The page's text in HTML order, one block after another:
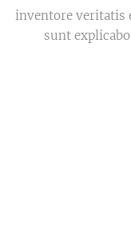
inventore veritatis
sunt